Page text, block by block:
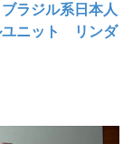
ラジル系日本人
ユニット リンダ